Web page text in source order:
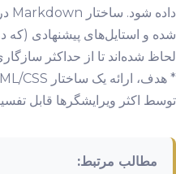
لحاظ شده‌اند تا از حداکثر
توسط اکثر ویرایشگرها قابل
مطالب مرتبط: